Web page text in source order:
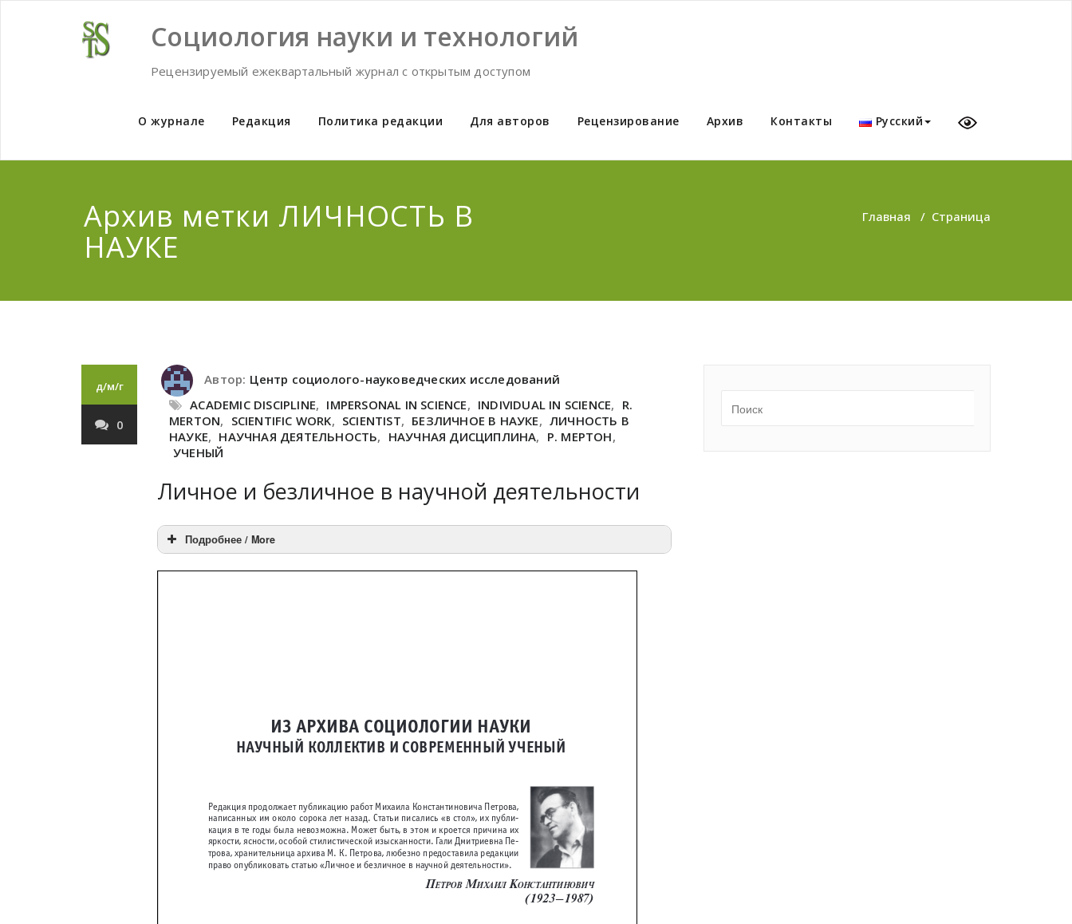
Социология науки и технологий
Рецензируемый ежеквартальный журнал с открытым доступом
О журнале Редакция Политика редакции Для авторов Рецензирование Архив Контакты Русский
Архив метки ЛИЧНОСТЬ В
НАУКЕ
Главная / Страница
д/м/г
0
Автор: Центр социолого-науковедческих исследований
ACADEMIC DISCIPLINE, IMPERSONAL IN SCIENCE, INDIVIDUAL IN SCIENCE, R.
MERTON, SCIENTIFIC WORK, SCIENTIST, БЕЗЛИЧНОЕ В НАУКЕ, ЛИЧНОСТЬ В
НАУКЕ, НАУЧНАЯ ДЕЯТЕЛЬНОСТЬ, НАУЧНАЯ ДИСЦИПЛИНА, Р. МЕРТОН,
УЧЕНЫЙ
Личное и безличное в научной деятельности
Подробнее / More